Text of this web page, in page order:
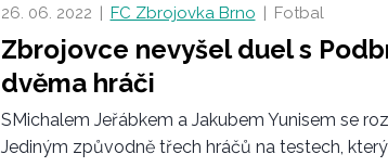
26. 06. 2022 | FC Zbrojovka Brno | Fotbal
Zbrojovce nevyšel duel s
dvěma hráči
SMichalem Jeřábkem a Jakubem Yunisem se
Jediným způvodně třech hráčů na testech,